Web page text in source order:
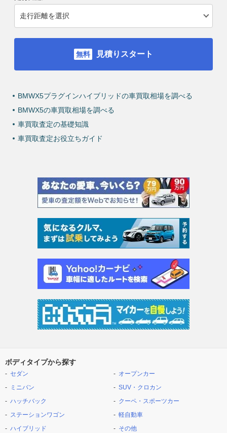
見積りスタート
BMWX5プラグインハイブリッドの車買取相場を調べる
BMWX5の車買取相場を調べる
車買取査定の基礎知識
車買取査定お役立ちガイド
ボディタイプから探す
セダン
ミニバン
ハッチバック
ステーションワゴン
ハイブリッド
オープンカー
SUV・クロカン
クーペ・スポーツカー
軽自動車
その他